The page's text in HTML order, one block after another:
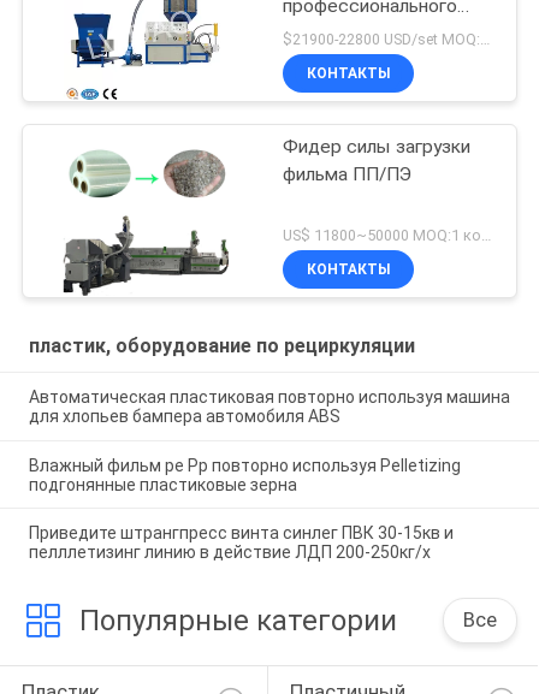
профессионального
завода пластиковая
$21900-22800 USD/set MOQ:1 комплект
КОНТАКТЫ
Фидер силы загрузки
фильма ПП/ПЭ
КОНТАКТЫ
пластик, оборудование по рециркуляции
Автоматическая пластиковая повторно используя машина
для хлопьев бампера автомобиля ABS
Влажный фильм pe Pp повторно используя Pelletizing
подгонянные пластиковые зерна
Приведите штрангпресс винта синлег ПВК 30-15кв и
пелллетизинг линию в действие ЛДП 200-250кг/х
Популярные категории Все